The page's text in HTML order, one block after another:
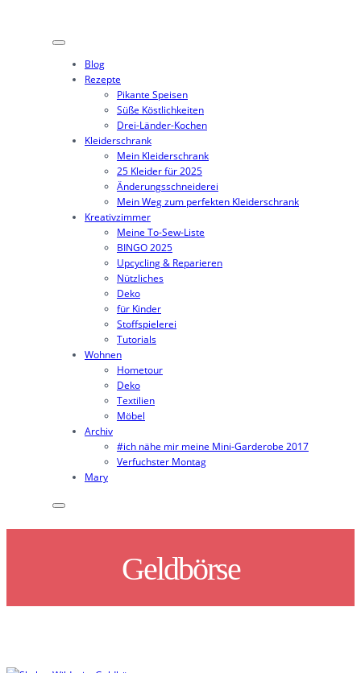
Blog
Rezepte
Pikante Speisen
Süße Köstlichkeiten
Drei-Länder-Kochen
Kleiderschrank
Mein Kleiderschrank
25 Kleider für 2025
Änderungsschneiderei
Mein Weg zum perfekten Kleiderschrank
Kreativzimmer
Meine To-Sew-Liste
BINGO 2025
Upcycling & Reparieren
Nützliches
Deko
für Kinder
Stoffspielerei
Tutorials
Wohnen
Hometour
Deko
Textilien
Möbel
Archiv
#ich nähe mir meine Mini-Garderobe 2017
Verfuchster Montag
Mary
Geldbörse